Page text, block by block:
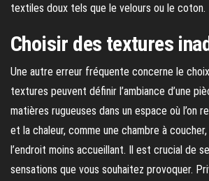
textiles doux tels que le velours ou le coton.
Choisir des textures
Une autre erreur fréquente concerne le
textures peuvent définir l’ambiance d’une
matières rugueuses dans un espace où l’on
et la chaleur, comme une chambre à
l’endroit moins accueillant. Il est crucial de
sensations que vous souhaitez provoquer.